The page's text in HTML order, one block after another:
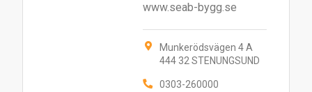
www.seab-bygg.se
Munkerödsvägen 4 A
444 32 STENUNGSUND
0303-260000